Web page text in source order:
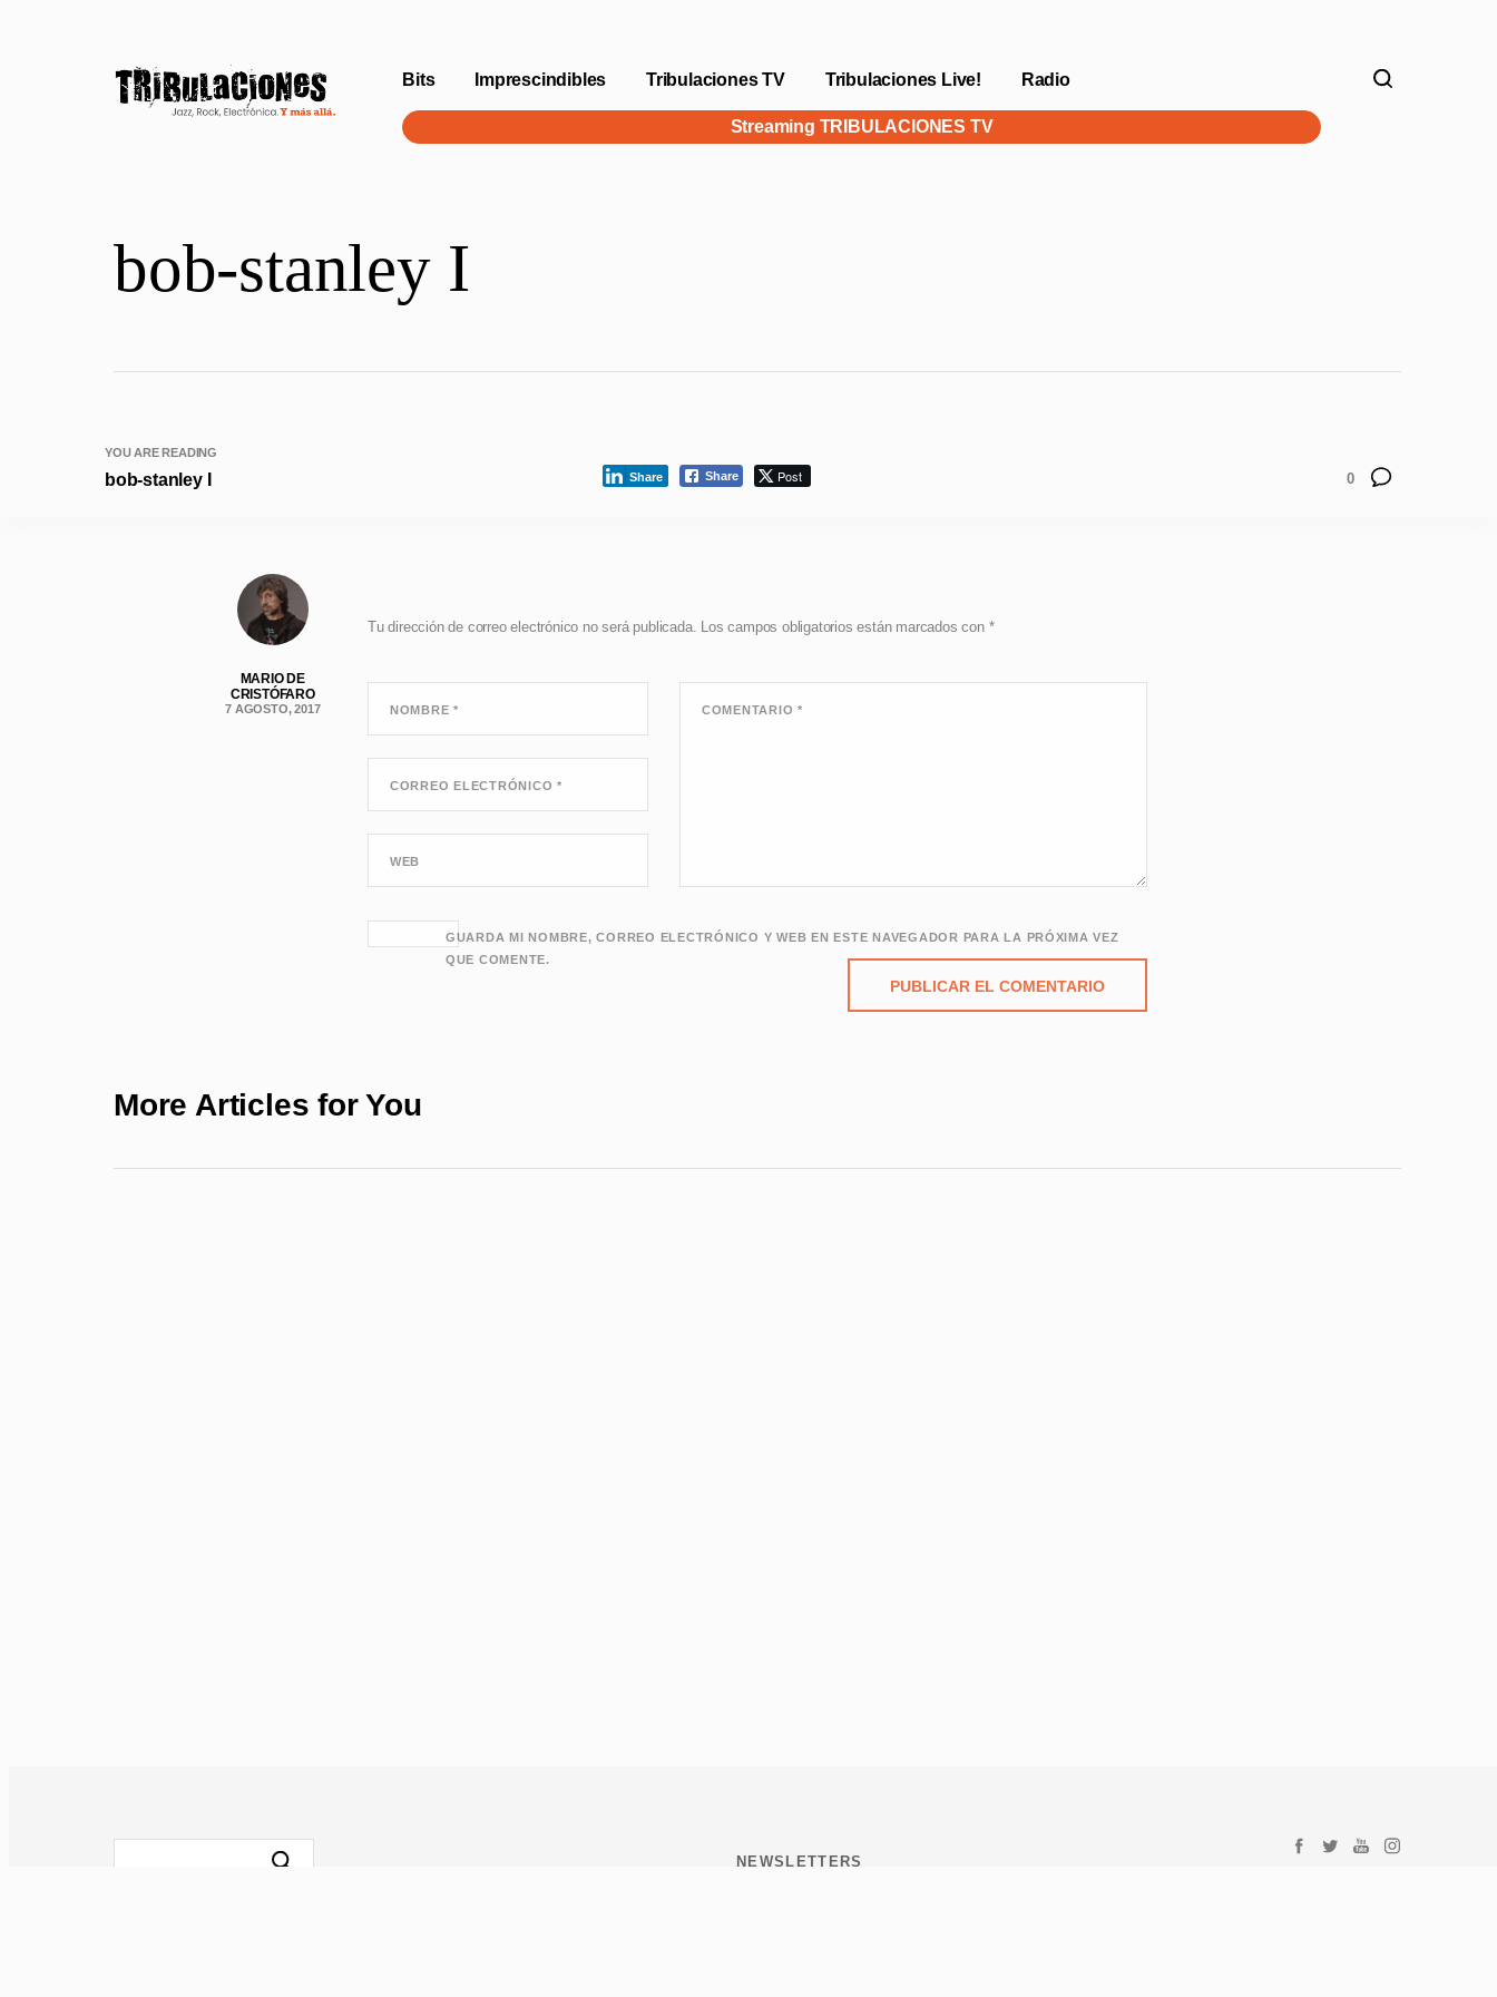
Bits Imprescindibles Tribulaciones TV Tribulaciones Live! Radio
Streaming TRIBULACIONES TV
bob-stanley I
YOU ARE READING
bob-stanley I Share Post
Share 0
MARIO DE
CRISTÓFARO
7 AGOSTO, 2017
Tu dirección de correo electrónico no será publicada. Los campos obligatorios están marcados con *
COMENTARIO*
NOMBRE*
CORREO ELECTRÓNICO*
WEB
GUARDA MI NOMBRE, CORREO ELECTRÓNICO Y WEB EN ESTE NAVEGADOR PARA LA PRÓXIMA VEZ
QUE COMENTE.
More Articles for You
NEWSLETTERS